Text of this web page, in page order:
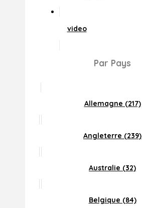
video
Par Pays
Allemagne (217)
Angleterre (239)
Australie (32)
Belgique (84)